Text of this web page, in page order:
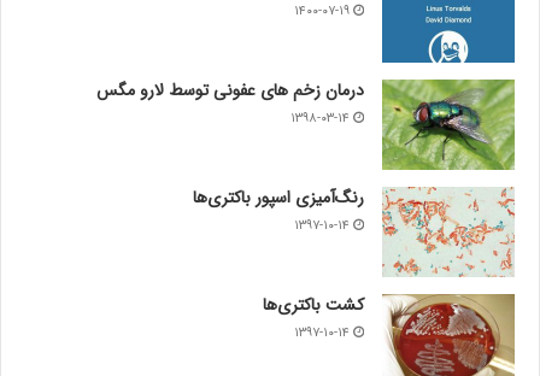
۱۴۰۰-۰۷-۱۹
درمان زخم های عفونی توسط لارو مگس
۱۳۹۸-۰۳-۱۴
رنگ‌آمیزی اسپور باکتری‌ها
۱۳۹۷-۱۰-۱۴
کشت باکتری‌ها
۱۳۹۷-۱۰-۱۴